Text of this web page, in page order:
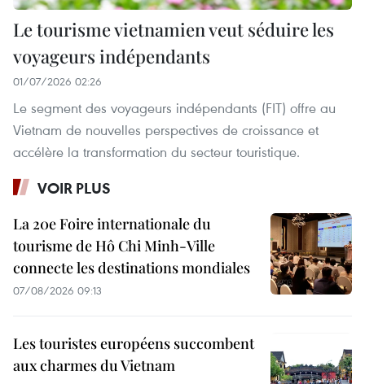
Le tourisme vietnamien veut séduire les
voyageurs indépendants
01/07/2026 02:26
Le segment des voyageurs indépendants (FIT) offre au
Vietnam de nouvelles perspectives de croissance et
accélère la transformation du secteur touristique.
VOIR PLUS
La 20e Foire internationale du
tourisme de Hô Chi Minh-Ville
connecte les destinations mondiales
07/08/2026 09:13
Les touristes européens succombent
aux charmes du Vietnam